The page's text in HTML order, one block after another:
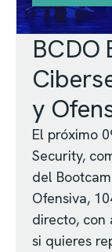
BCDO
y
El próximo
Security,
del
Ofensiva,
directo, con
si quieres